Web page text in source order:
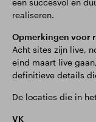
een succesvol en
realiseren.
Opmerkingen voor
Acht sites zijn live,
eind maart live
definitieve details
De locaties die in
VK